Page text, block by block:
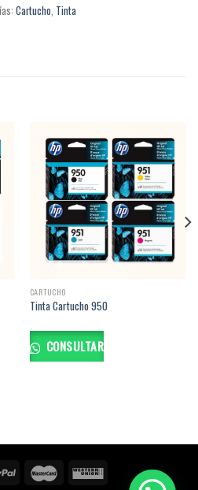
Cartucho, Tinta
CARTUCHO
Tinta Cartucho 950
CONSULTAR